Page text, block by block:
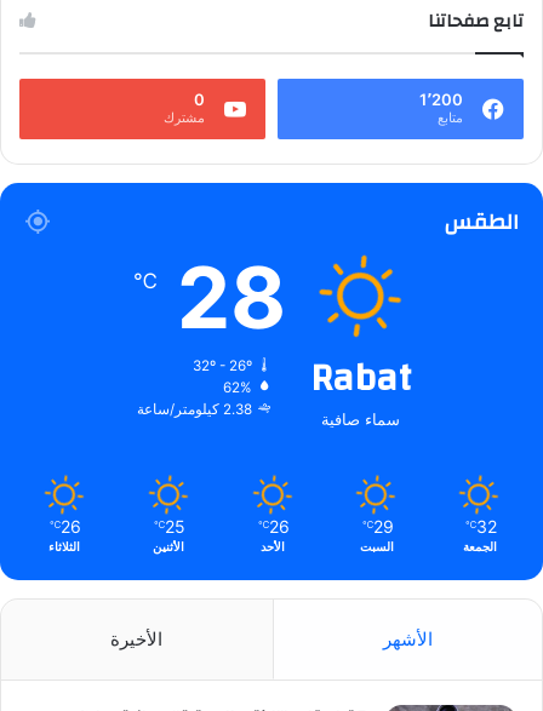
تابع صفحاتنا
1٬200
متابع
0
مشترك
الطقس
Rabat
سماء صافية
28
℃
32º - 26º
62%
2.38 كيلومتر/ساعة
32
℃
الجمعة
29
℃
السبت
26
℃
الأحد
25
℃
الأثنين
26
℃
الثلاثاء
الأشهر الأخيرة